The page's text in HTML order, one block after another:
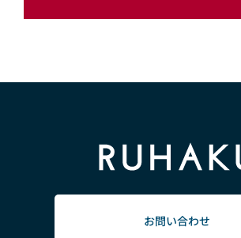
お問い合わせ